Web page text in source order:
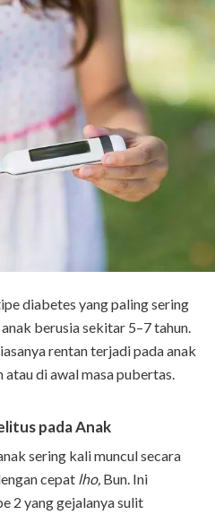
diabetes yang paling sering
berusia sekitar 5–7 tahun.
rentan terjadi pada anak
atau di awal masa pubertas.
pada Anak
sering kali muncul secara
cepat lho, Bun. Ini
2 yang gejalanya sulit